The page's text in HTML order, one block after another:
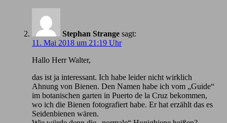
Stephan Strange sagt:
11. Mai 2018 um 21:19 Uhr
Hallo Herr Walter,
das ist ja interessant. Ich habe leider nicht wirklich
Ahnung von Bienen. Den Namen habe ich vom „Guide“
im botanischen garten in Puerto de la Cruz bekommen,
wo ich die Bienen fotografiert habe. Er hat erzählt das es
Seidenbienen wären.